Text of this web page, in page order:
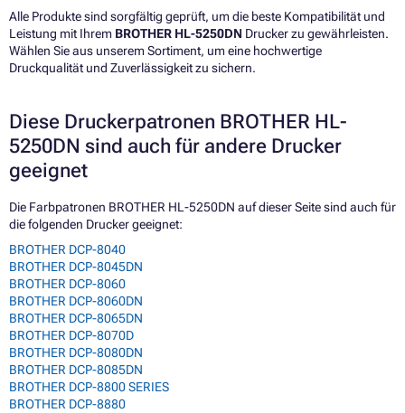
Alle Produkte sind sorgfältig geprüft, um die beste Kompatibilität und
Leistung mit Ihrem BROTHER HL-5250DN Drucker zu gewährleisten.
Wählen Sie aus unserem Sortiment, um eine hochwertige
Druckqualität und Zuverlässigkeit zu sichern.
Diese Druckerpatronen BROTHER HL-
5250DN sind auch für andere Drucker
geeignet
Die Farbpatronen BROTHER HL-5250DN auf dieser Seite sind auch für
die folgenden Drucker geeignet:
BROTHER DCP-8040
BROTHER DCP-8045DN
BROTHER DCP-8060
BROTHER DCP-8060DN
BROTHER DCP-8065DN
BROTHER DCP-8070D
BROTHER DCP-8080DN
BROTHER DCP-8085DN
BROTHER DCP-8800 SERIES
BROTHER DCP-8880